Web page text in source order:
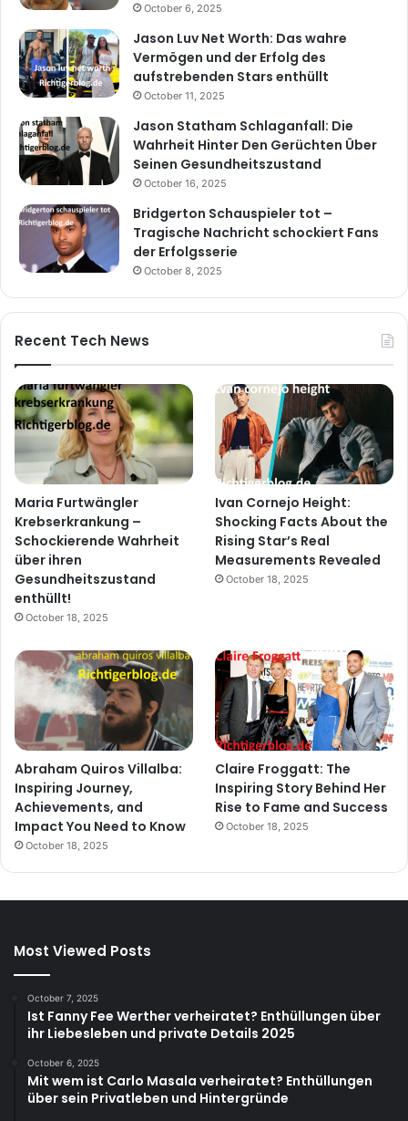
October 6, 2025
Jason Luv Net Worth: Das wahre
Vermögen und der Erfolg des
aufstrebenden Stars enthüllt
October 11, 2025
Jason Statham Schlaganfall: Die
Wahrheit Hinter Den Gerüchten Über
Seinen Gesundheitszustand
October 16, 2025
Bridgerton Schauspieler tot –
Tragische Nachricht schockiert Fans
der Erfolgsserie
October 8, 2025
Recent Tech News
Maria Furtwängler
Krebserkrankung –
Schockierende Wahrheit
über ihren
Gesundheitszustand
enthüllt!
October 18, 2025
Ivan Cornejo Height:
Shocking Facts About the
Rising Star’s Real
Measurements Revealed
October 18, 2025
Abraham Quiros Villalba:
Inspiring Journey,
Achievements, and
Impact You Need to Know
October 18, 2025
Claire Froggatt: The
Inspiring Story Behind Her
Rise to Fame and Success
October 18, 2025
Most Viewed Posts
October 7, 2025
Ist Fanny Fee Werther verheiratet? Enthüllungen über
ihr Liebesleben und private Details 2025
October 6, 2025
Mit wem ist Carlo Masala verheiratet? Enthüllungen
über sein Privatleben und Hintergründe